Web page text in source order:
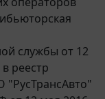
службы от 12
реестр
от 12 мая 2016